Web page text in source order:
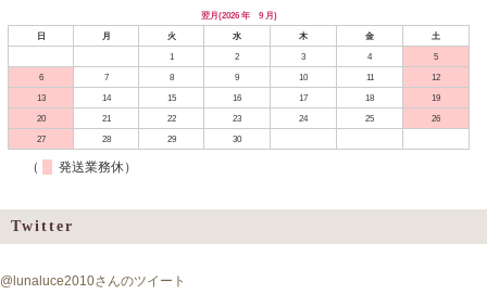
翌月(2026 年 9 月)
日
月 火 水 木 金
土
1
2 3 4
5
6
7 8 9 10 11
12
13
14 15 16 17 18
19
20
21 22 23 24 25
26
27
28 29 30
（ 発送業務休）
Twitter
@lunaluce2010さんのツイート